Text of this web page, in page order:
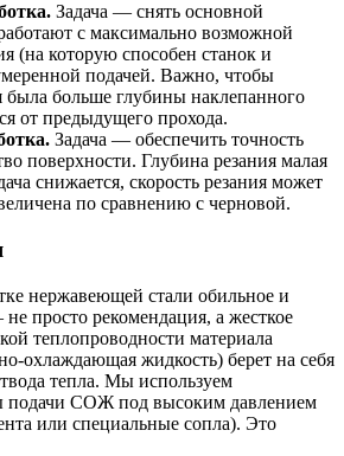
Задача — снять основной
с максимально возможной
(на которую способен станок и
подачей. Важно, чтобы
была больше глубины наклепанного
от предыдущего прохода.
Задача — обеспечить точность
поверхности. Глубина резания малая
снижается, скорость резания может
по сравнению с черновой.
нержавеющей стали обильное и
просто рекомендация, а жесткое
теплопроводности материала
охлаждающая жидкость) берет на себя
тепла. Мы используем
подачи СОЖ под высоким давлением
или специальные сопла). Это